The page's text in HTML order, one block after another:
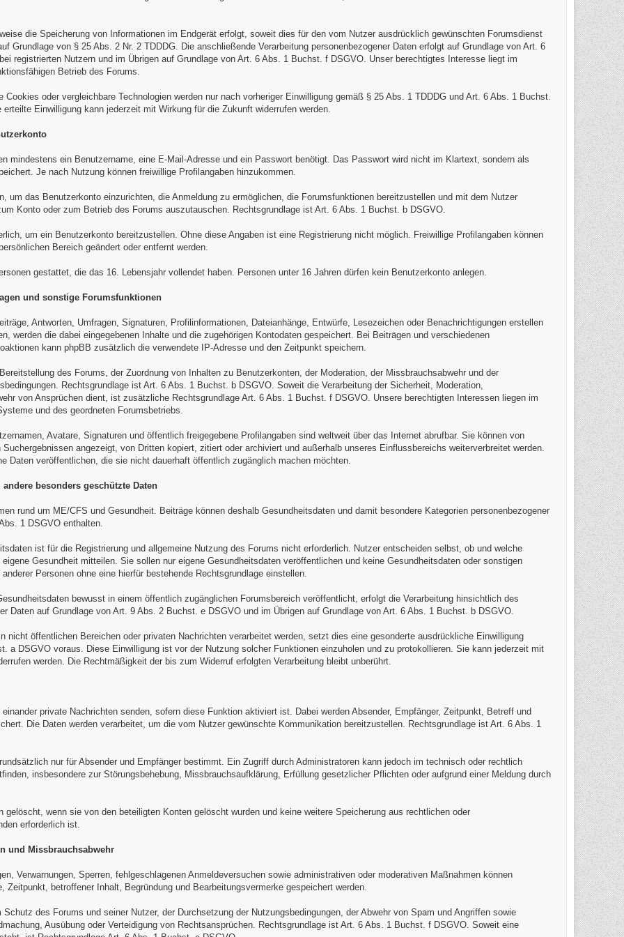
die Speicherung von Informationen im Endgerät erfolgt, soweit dies für den vom Nutzer ausdrücklich gewünschten Forumsdienst
Grundlage von § 25 Abs. 2 Nr. 2 TDDDG. Die anschließende Verarbeitung personenbezogener Daten erfolgt auf Grundlage von Art. 6
registrierten Nutzern und im Übrigen auf Grundlage von Art. 6 Abs. 1 Buchst. f DSGVO. Unser berechtigtes Interesse liegt im
Betrieb des Forums.
Cookies oder vergleichbare Technologien werden nur nach vorheriger Einwilligung gemäß § 25 Abs. 1 TDDDG und Art. 6 Abs. 1 Buchst.
Einwilligung kann jederzeit mit Wirkung für die Zukunft widerrufen werden.
mindestens ein Benutzername, eine E-Mail-Adresse und ein Passwort benötigt. Das Passwort wird nicht im Klartext, sondern als
Je nach Nutzung können freiwillige Profilangaben hinzukommen.
um das Benutzerkonto einzurichten, die Anmeldung zu ermöglichen, die Forumsfunktionen bereitzustellen und mit dem Nutzer
Konto oder zum Betrieb des Forums auszutauschen. Rechtsgrundlage ist Art. 6 Abs. 1 Buchst. b DSGVO.
um ein Benutzerkonto bereitzustellen. Ohne diese Angaben ist eine Registrierung nicht möglich. Freiwillige Profilangaben können
Bereich geändert oder entfernt werden.
gestattet, die das 16. Lebensjahr vollendet haben. Personen unter 16 Jahren dürfen kein Benutzerkonto anlegen.
und sonstige Forumsfunktionen
Antworten, Umfragen, Signaturen, Profilinformationen, Dateianhänge, Entwürfe, Lesezeichen oder Benachrichtigungen erstellen
werden die dabei eingegebenen Inhalte und die zugehörigen Kontodaten gespeichert. Bei Beiträgen und verschiedenen
kann phpBB zusätzlich die verwendete IP-Adresse und den Zeitpunkt speichern.
des Forums, der Zuordnung von Inhalten zu Benutzerkonten, der Moderation, der Missbrauchsabwehr und der
Rechtsgrundlage ist Art. 6 Abs. 1 Buchst. b DSGVO. Soweit die Verarbeitung der Sicherheit, Moderation,
von Ansprüchen dient, ist zusätzliche Rechtsgrundlage Art. 6 Abs. 1 Buchst. f DSGVO. Unsere berechtigten Interessen liegen im
und des geordneten Forumsbetriebs.
Avatare, Signaturen und öffentlich freigegebene Profilangaben sind weltweit über das Internet abrufbar. Sie können von
angezeigt, von Dritten kopiert, zitiert oder archiviert und außerhalb unseres Einflussbereichs weiterverbreitet werden.
Daten veröffentlichen, die sie nicht dauerhaft öffentlich zugänglich machen möchten.
besonders geschützte Daten
rund um ME/CFS und Gesundheit. Beiträge können deshalb Gesundheitsdaten und damit besondere Kategorien personenbezogener
1 DSGVO enthalten.
ist für die Registrierung und allgemeine Nutzung des Forums nicht erforderlich. Nutzer entscheiden selbst, ob und welche
Gesundheit mitteilen. Sie sollen nur eigene Gesundheitsdaten veröffentlichen und keine Gesundheitsdaten oder sonstigen
Personen ohne eine hierfür bestehende Rechtsgrundlage einstellen.
bewusst in einem öffentlich zugänglichen Forumsbereich veröffentlicht, erfolgt die Verarbeitung hinsichtlich des
Daten auf Grundlage von Art. 9 Abs. 2 Buchst. e DSGVO und im Übrigen auf Grundlage von Art. 6 Abs. 1 Buchst. b DSGVO.
nicht öffentlichen Bereichen oder privaten Nachrichten verarbeitet werden, setzt dies eine gesonderte ausdrückliche Einwilligung
a DSGVO voraus. Diese Einwilligung ist vor der Nutzung solcher Funktionen einzuholen und zu protokollieren. Sie kann jederzeit mit
werden. Die Rechtmäßigkeit der bis zum Widerruf erfolgten Verarbeitung bleibt unberührt.
private Nachrichten senden, sofern diese Funktion aktiviert ist. Dabei werden Absender, Empfänger, Zeitpunkt, Betreff und
Die Daten werden verarbeitet, um die vom Nutzer gewünschte Kommunikation bereitzustellen. Rechtsgrundlage ist Art. 6 Abs. 1
nur für Absender und Empfänger bestimmt. Ein Zugriff durch Administratoren kann jedoch im technisch oder rechtlich
insbesondere zur Störungsbehebung, Missbrauchsaufklärung, Erfüllung gesetzlicher Pflichten oder aufgrund einer Meldung durch
gelöscht, wenn sie von den beteiligten Konten gelöscht wurden und keine weitere Speicherung aus rechtlichen oder
erforderlich ist.
und Missbrauchsabwehr
Verwarnungen, Sperren, fehlgeschlagenen Anmeldeversuchen sowie administrativen oder moderativen Maßnahmen können
Zeitpunkt, betroffener Inhalt, Begründung und Bearbeitungsvermerke gespeichert werden.
Schutz des Forums und seiner Nutzer, der Durchsetzung der Nutzungsbedingungen, der Abwehr von Spam und Angriffen sowie
Ausübung oder Verteidigung von Rechtsansprüchen. Rechtsgrundlage ist Art. 6 Abs. 1 Buchst. f DSGVO. Soweit eine